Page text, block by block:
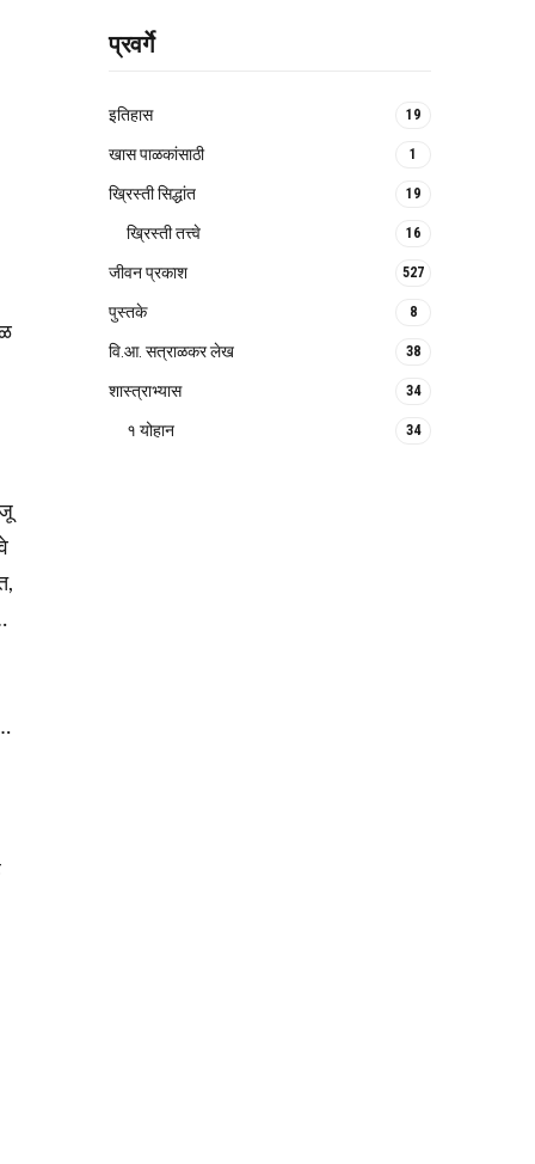
प्रवर्गे
इतिहास 19
खास पाळकांसाठी 1
ख्रिस्ती सिद्धांत 19
ख्रिस्ती तत्त्वे 16
जीवन प्रकाश 527
पुस्तके 8
वि.आ. सत्राळकर लेख 38
शास्त्राभ्यास 34
१ योहान 34